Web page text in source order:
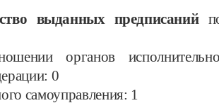
выданных предписаний
органов
0
самоуправления: 1